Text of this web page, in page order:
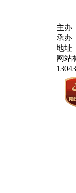
主办
承办
地址
网站